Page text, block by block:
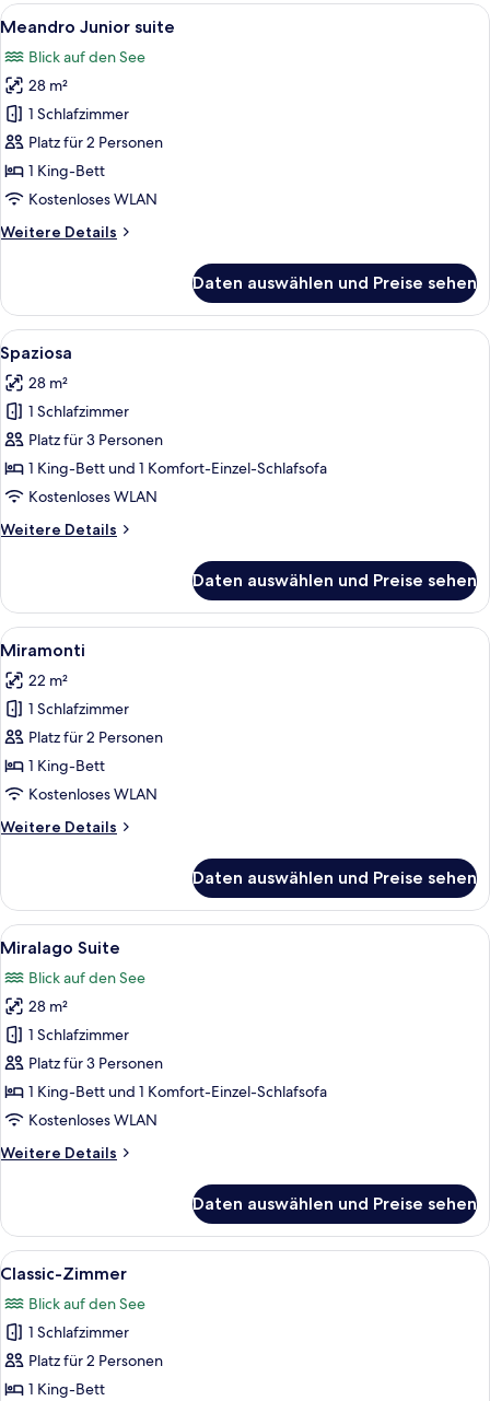
Alle
Fotos
für
Meandro
Junior
suite
anzeigen
Ein Hotelzimmer mit Balkon, einem
9
Meandro Junior suite
Blick auf den See
28 m²
1 Schlafzimmer
Platz für 2 Personen
1 King-Bett
Kostenloses WLAN
Weitere Details
Weitere
Junior
suite
Daten auswählen und Preise sehen
Alle
Fotos
für
Spaziosa
anzeigen
Ein Schlafzimmer mit einem Bett,
11
Spaziosa
28 m²
1 Schlafzimmer
Platz für 3 Personen
1 King-Bett und 1 Komfort-Einzel-Schlafsofa
Kostenloses WLAN
Weitere Details
Weitere
Daten auswählen und Preise sehen
Alle
Fotos
für
Miramonti
anzeigen
Ein Schlafzimmer mit einem großen
7
Miramonti
22 m²
1 Schlafzimmer
Platz für 2 Personen
1 King-Bett
Kostenloses WLAN
Weitere Details
Weitere
Daten auswählen und Preise sehen
Alle
Fotos
für
Miralago
Suite
anzeigen
Eine Terrasse mit Stühlen und
6
Miralago Suite
Blick auf den See
28 m²
1 Schlafzimmer
Platz für 3 Personen
1 King-Bett und 1 Komfort-Einzel-Schlafsofa
Kostenloses WLAN
Weitere Details
Weitere
Suite
Daten auswählen und Preise sehen
Alle
Fotos
für
Classic-
Zimmer
anzeigen
Ein Holztisch mit zwei Stühlen auf
5
Classic-Zimmer
Blick auf den See
1 Schlafzimmer
Platz für 2 Personen
1 King-Bett